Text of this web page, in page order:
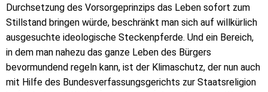
Durchsetzung des Vorsorgeprinzips das Leben sofort zum
Stillstand bringen würde, beschränkt man sich auf willkürlich
ausgesuchte ideologische Steckenpferde. Und ein Bereich,
in dem man nahezu das ganze Leben des Bürgers
bevormundend regeln kann, ist der Klimaschutz, der nun auch
mit Hilfe des Bundesverfassungsgerichts zur Staatsreligion